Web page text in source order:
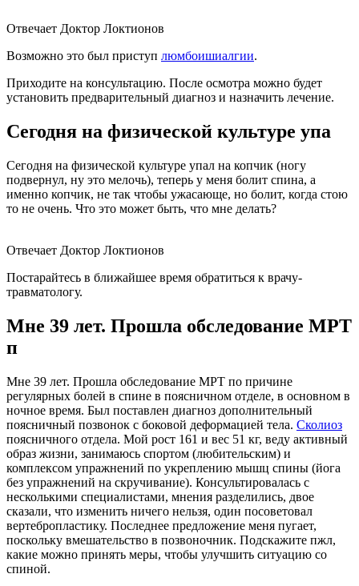
Отвечает Доктор Локтионов
Возможно это был приступ люмбоишиалгии.
Приходите на консультацию. После осмотра можно будет
установить предварительный диагноз и назначить лечение.
Сегодня на физической культуре упа
Сегодня на физической культуре упал на копчик (ногу
подвернул, ну это мелочь), теперь у меня болит спина, а
именно копчик, не так чтобы ужасающе, но болит, когда стою
то не очень. Что это может быть, что мне делать?
Отвечает Доктор Локтионов
Постарайтесь в ближайшее время обратиться к врачу-
травматологу.
Мне 39 лет. Прошла обследование МРТ
п
Мне 39 лет. Прошла обследование МРТ по причине
регулярных болей в спине в поясничном отделе, в основном в
ночное время. Был поставлен диагноз дополнительный
поясничный позвонок с боковой деформацией тела. Сколиоз
поясничного отдела. Мой рост 161 и вес 51 кг, веду активный
образ жизни, занимаюсь спортом (любительским) и
комплексом упражнений по укреплению мышц спины (йога
без упражнений на скручивание). Консультировалась с
несколькими специалистами, мнения разделились, двое
сказали, что изменить ничего нельзя, один посоветовал
вертебропластику. Последнее предложение меня пугает,
поскольку вмешательство в позвоночник. Подскажите пжл,
какие можно принять меры, чтобы улучшить ситуацию со
спиной.